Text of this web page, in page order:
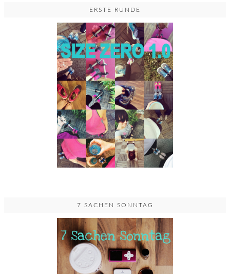
ERSTE RUNDE
7 SACHEN SONNTAG